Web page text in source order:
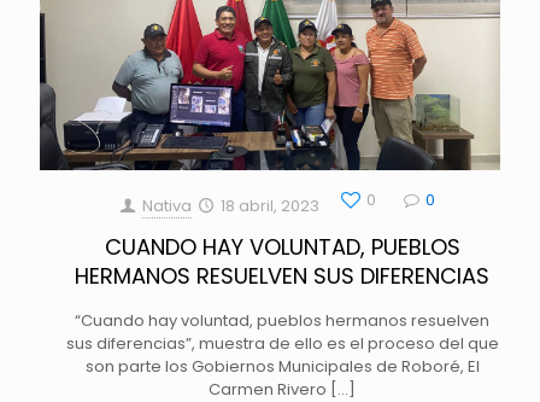
Nativa 18 abril, 2023 0 0
CUANDO HAY VOLUNTAD, PUEBLOS
HERMANOS RESUELVEN SUS DIFERENCIAS
“Cuando hay voluntad, pueblos hermanos resuelven
sus diferencias”, muestra de ello es el proceso del que
son parte los Gobiernos Municipales de Roboré, El
Carmen Rivero […]